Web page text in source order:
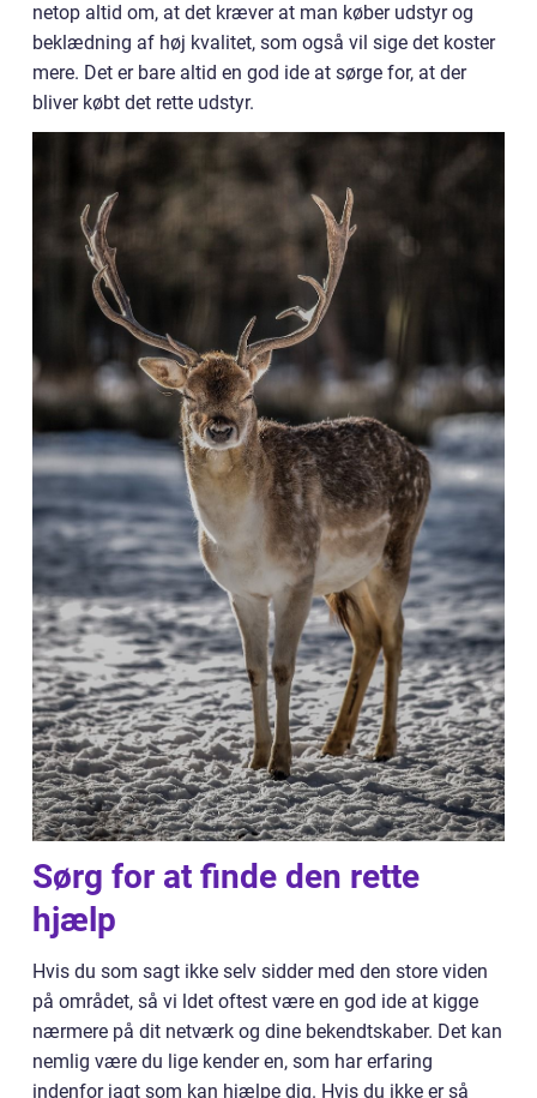
netop altid om, at det kræver at man køber udstyr og
beklædning af høj kvalitet, som også vil sige det koster
mere. Det er bare altid en god ide at sørge for, at der
bliver købt det rette udstyr.
Sørg for at finde den rette
hjælp
Hvis du som sagt ikke selv sidder med den store viden
på området, så vi ldet oftest være en god ide at kigge
nærmere på dit netværk og dine bekendtskaber. Det kan
nemlig være du lige kender en, som har erfaring
indenfor jagt som kan hjælpe dig. Hvis du ikke er så